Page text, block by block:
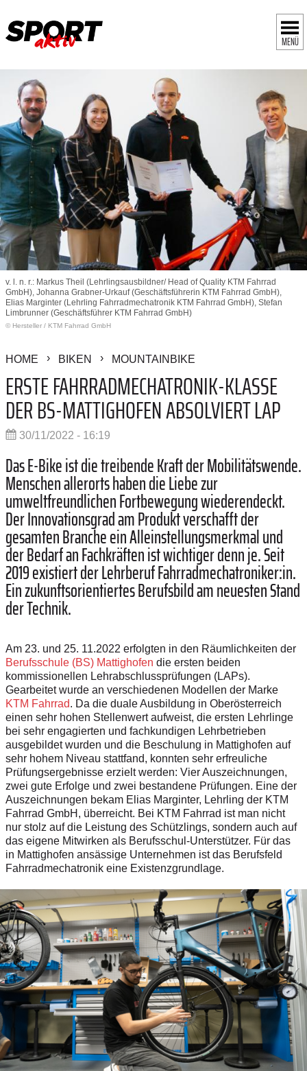
MENÜ
v. l. n. r.: Markus Theil (Lehrlingsausbildner/ Head of Quality KTM Fahrrad
GmbH), Johanna Grabner-Urkauf (Geschäftsführerin KTM Fahrrad GmbH),
Elias Marginter (Lehrling Fahrradmechatronik KTM Fahrrad GmbH), Stefan
Limbrunner (Geschäftsführer KTM Fahrrad GmbH)
© Hersteller / KTM Fahrrad GmbH
HOME BIKEN MOUNTAINBIKE
ERSTE FAHRRADMECHATRONIK-KLASSE
DER BS-MATTIGHOFEN ABSOLVIERT LAP
30/11/2022 - 16:19
Das E-Bike ist die treibende Kraft der Mobilitätswende.
Menschen allerorts haben die Liebe zur
umweltfreundlichen Fortbewegung wiederendeckt.
Der Innovationsgrad am Produkt verschafft der
gesamten Branche ein Alleinstellungsmerkmal und
der Bedarf an Fachkräften ist wichtiger denn je. Seit
2019 existiert der Lehrberuf Fahrradmechatroniker:in.
Ein zukunftsorientiertes Berufsbild am neuesten Stand
der Technik.
Am 23. und 25. 11.2022 erfolgten in den Räumlichkeiten der
Berufsschule (BS) Mattighofen die ersten beiden
kommissionellen Lehrabschlussprüfungen (LAPs).
Gearbeitet wurde an verschiedenen Modellen der Marke
KTM Fahrrad. Da die duale Ausbildung in Oberösterreich
einen sehr hohen Stellenwert aufweist, die ersten Lehrlinge
bei sehr engagierten und fachkundigen Lehrbetrieben
ausgebildet wurden und die Beschulung in Mattighofen auf
sehr hohem Niveau stattfand, konnten sehr erfreuliche
Prüfungsergebnisse erzielt werden: Vier Auszeichnungen,
zwei gute Erfolge und zwei bestandene Prüfungen. Eine der
Auszeichnungen bekam Elias Marginter, Lehrling der KTM
Fahrrad GmbH, überreicht. Bei KTM Fahrrad ist man nicht
nur stolz auf die Leistung des Schützlings, sondern auch auf
das eigene Mitwirken als Berufsschul-Unterstützer. Für das
in Mattighofen ansässige Unternehmen ist das Berufsfeld
Fahrradmechatronik eine Existenzgrundlage.